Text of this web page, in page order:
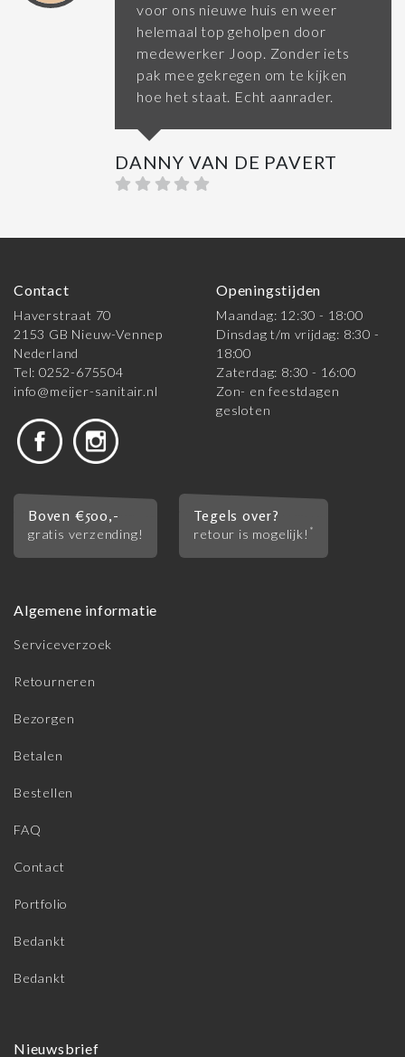
voor ons nieuwe huis en weer
helemaal top geholpen door
medewerker Joop. Zonder iets
pak mee gekregen om te kijken
hoe het staat. Echt aanrader.
DANNY VAN DE PAVERT
Contact
Haverstraat 70
2153 GB Nieuw-Vennep
Nederland
Tel: 0252-675504
info@meijer-sanitair.nl
Openingstijden
Maandag: 12:30 - 18:00
Dinsdag t/m vrijdag: 8:30 -
18:00
Zaterdag: 8:30 - 16:00
Zon- en feestdagen
gesloten
Boven €500,-
gratis verzending!
Tegels over?
retour is mogelijk! *
Algemene informatie
Serviceverzoek
Retourneren
Bezorgen
Betalen
Bestellen
FAQ
Contact
Portfolio
Bedankt
Bedankt
Nieuwsbrief